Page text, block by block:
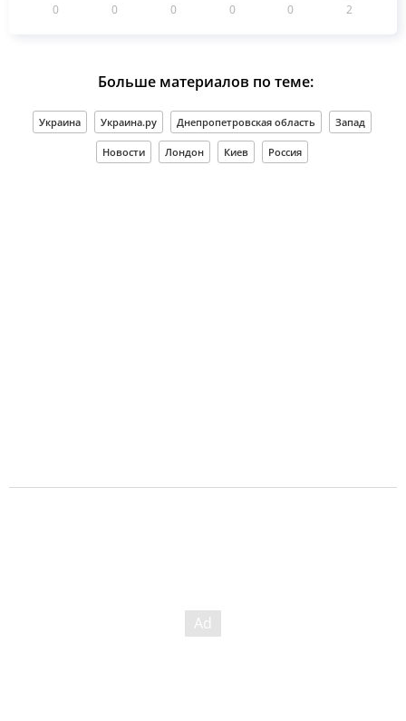
0 0 0 0 0 2
Больше материалов по теме:
Украина Украина.ру Днепропетровская область Запад
Новости Лондон Киев Россия